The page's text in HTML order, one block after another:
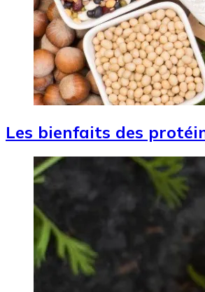
Les bienfaits des
Image